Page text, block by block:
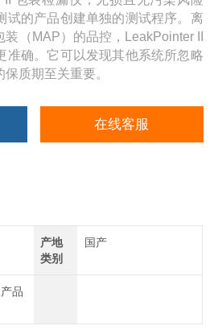
试的产品创建单独的测试程序。离
（MAP）的品控，LeakPointer II
准确。它可以发现其他系统所忽略
质期至关重要。
在线客服
产地
类别
国产
品